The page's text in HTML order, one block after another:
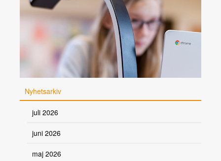
Nyhetsarkiv
juli 2026
juni 2026
maj 2026